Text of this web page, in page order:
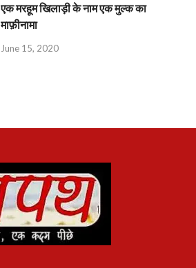
एक मरहूम खिलाड़ी के नाम एक मुल्क का
माफ़ीनामा
June 15, 2020